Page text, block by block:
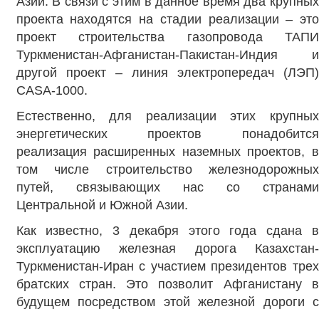
проекта находятся на стадии реализации – это
проект строительства газопровода ТАПИ
Туркменистан-Афганистан-Пакистан-Индия и
другой проект – линия электропередач (ЛЭП)
CASA-1000.
Естественно, для реализации этих крупных
энергетических проектов понадобится
реализация расширенных наземных проектов, в
том числе строительство железнодорожных
путей, связывающих нас со странами
Центральной и Южной Азии.
Как известно, 3 декабря этого года сдана в
эксплуатацию железная дорога Казахстан-
Туркменистан-Иран с участием президентов трех
братских стран. Это позволит Афганистану в
будущем посредством этой железной дороги с